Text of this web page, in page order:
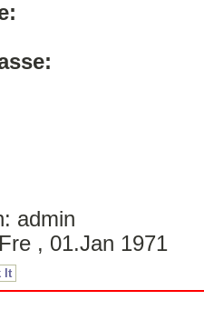
admin
, 01.Jan 1971
It